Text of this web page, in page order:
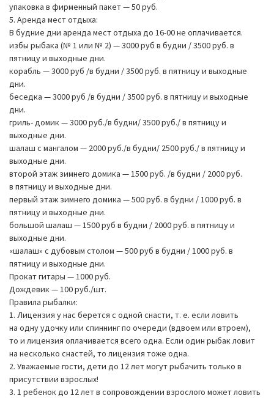
упаковка в фирменный пакет — 50 руб.
5. Аренда мест отдыха:
В будние дни аренда мест отдыха до 16-00 не оплачивается.
избы рыбака (№ 1 или № 2) — 3000 руб в будни / 3500 руб. в
пятницу и выходные дни.
корабль — 3000 руб /в будни / 3500 руб. в пятницу и выходные
дни.
беседка — 3000 руб /в будни / 3500 руб. в пятницу и выходные
дни.
гриль- домик — 3000 руб./в будни/ 3500 руб./ в пятницу и
выходные дни.
шалаш с мангалом — 2000 руб./в будни/ 2500 руб./ в пятницу и
выходные дни.
второй этаж зимнего домика — 1500 руб. /в будни / 2000 руб.
в пятницу и выходные дни.
первый этаж зимнего домика — 500 руб. в будни / 1000 руб. в
пятницу и выходные дни.
большой шалаш — 1500 руб в будни / 2000 руб. в пятницу и
выходные дни.
«шалаш» с дубовым столом — 500 руб в будни / 1000 руб. в
пятницу и выходные дни.
Прокат гитары — 1000 руб.
Дождевик — 100 руб./шт.
Правила рыбалки:
1. Лицензия у нас берется с одной снасти, т. е. если ловить
на одну удочку или спиннинг по очереди (вдвоем или втроем),
то и лицензия оплачивается всего одна. Если один рыбак ловит
на несколько снастей, то лицензия тоже одна.
2. Уважаемые гости, дети до 12 лет могут рыбачить только в
присутствии взрослых!
3. 1 ребенок до 12 лет в сопровождении взрослого может ловить